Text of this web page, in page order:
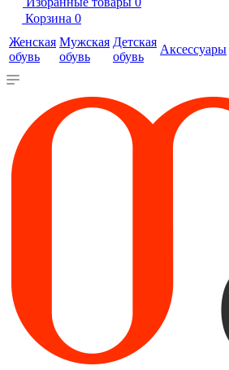
Корзина 0
Женская
обувь
Мужская
обувь
Детская
обувь
Аксессуары